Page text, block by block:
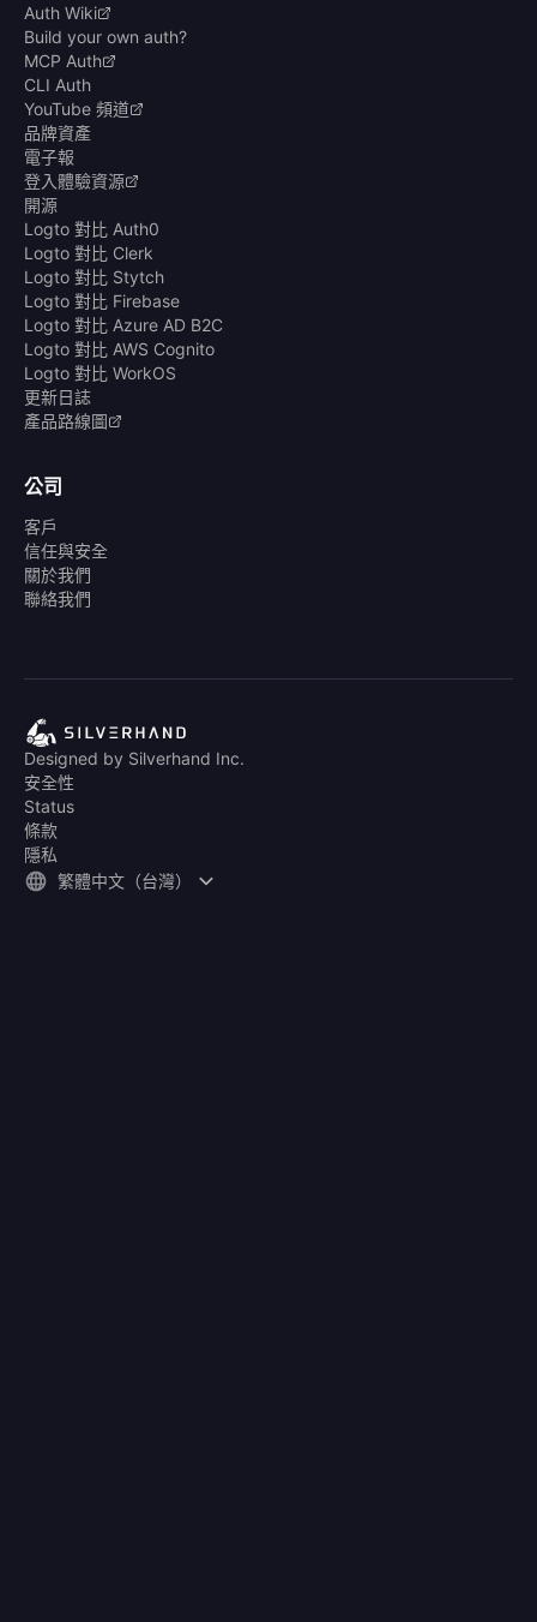
Auth Wiki
Build your own auth?
MCP Auth
CLI Auth
YouTube 頻道
品牌資產
電子報
登入體驗資源
開源
Logto 對比 Auth0
Logto 對比 Clerk
Logto 對比 Stytch
Logto 對比 Firebase
Logto 對比 Azure AD B2C
Logto 對比 AWS Cognito
Logto 對比 WorkOS
更新日誌
產品路線圖
公司
客戶
信任與安全
關於我們
聯絡我們
Designed by Silverhand Inc.
安全性
Status
條款
隱私
繁體中文（台灣）